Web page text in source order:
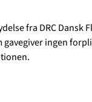
UKRAINE
fra DRC Dansk
gavegiver ingen